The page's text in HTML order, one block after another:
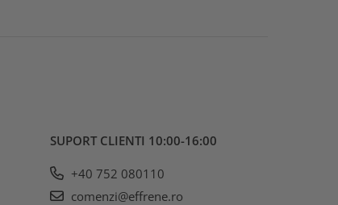
SUPORT CLIENTI 10:00-16:00
+40 752 080110
comenzi@effrene.ro